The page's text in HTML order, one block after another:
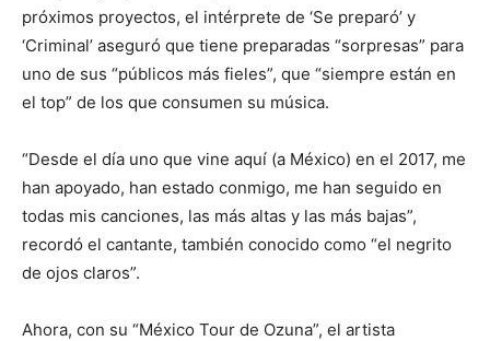
próximos proyectos, el intérprete de ‘Se preparó’ y
‘Criminal’ aseguró que tiene preparadas “sorpresas” para
uno de sus “públicos más fieles”, que “siempre están en
el top” de los que consumen su música.
“Desde el día uno que vine aquí (a México) en el 2017, me
han apoyado, han estado conmigo, me han seguido en
todas mis canciones, las más altas y las más bajas”,
recordó el cantante, también conocido como “el negrito
de ojos claros”.
Ahora, con su “México Tour de Ozuna”, el artista